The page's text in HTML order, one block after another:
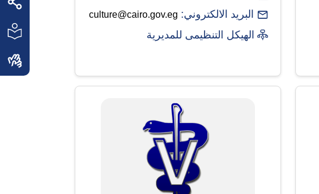
البريد الالكتروني: culture@cairo.gov.eg
الهيكل التنظيمى للمديرية